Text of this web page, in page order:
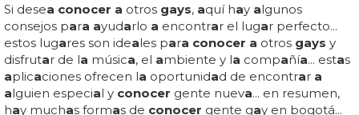
Si desea conocer a otros gays, aquí hay algunos
consejos para ayudarlo a encontrar el lugar perfecto...
estos lugares son ideales para conocer a otros gays y
disfrutar de la música, el ambiente y la compañía... estas
aplicaciones ofrecen la oportunidad de encontrar a
alguien especial y conocer gente nueva... en resumen,
hay muchas formas de conocer gente gay en bogotá...